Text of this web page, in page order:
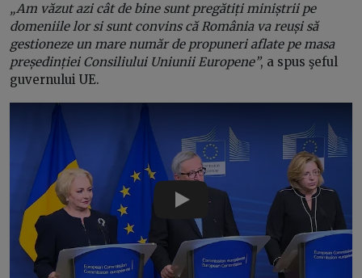
„Am văzut azi cât de bine sunt pregătiți miniștrii pe
domeniile lor si sunt convins că România va reuși să
gestioneze un mare număr de propuneri aflate pe masa
președinției Consiliului Uniunii Europene”, a spus şeful
guvernului UE.
Play